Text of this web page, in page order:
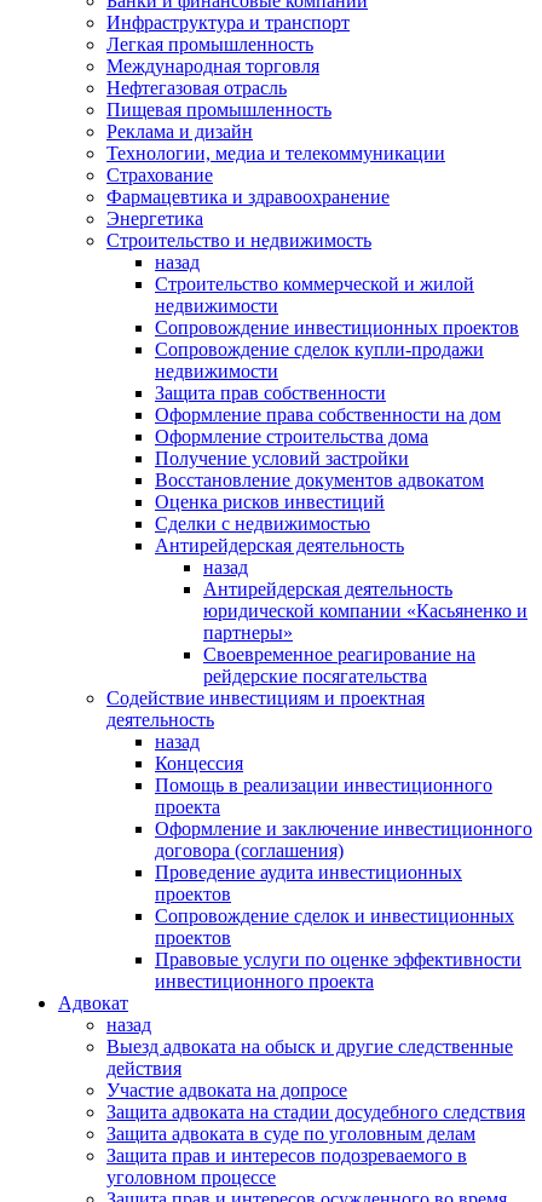
Инфраструктура и транспорт
Легкая промышленность
Международная торговля
Нефтегазовая отрасль
Пищевая промышленность
Реклама и дизайн
Технологии, медиа и телекоммуникации
Страхование
Фармацевтика и здравоохранение
Энергетика
Строительство и недвижимость
назад
Строительство коммерческой и жилой
недвижимости
Сопровождение инвестиционных проектов
Сопровождение сделок купли-продажи
недвижимости
Защита прав собственности
Оформление права собственности на дом
Оформление строительства дома
Получение условий застройки
Восстановление документов адвокатом
Оценка рисков инвестиций
Сделки с недвижимостью
Антирейдерская деятельность
назад
Антирейдерская деятельность
юридической компании «Касьяненко и
партнеры»
Своевременное реагирование на
рейдерские посягательства
Содействие инвестициям и проектная
деятельность
назад
Концессия
Помощь в реализации инвестиционного
проекта
Оформление и заключение инвестиционного
договора (соглашения)
Проведение аудита инвестиционных
проектов
Сопровождение сделок и инвестиционных
проектов
Правовые услуги по оценке эффективности
инвестиционного проекта
Адвокат
назад
Выезд адвоката на обыск и другие следственные
действия
Участие адвоката на допросе
Защита адвоката на стадии досудебного следствия
Защита адвоката в суде по уголовным делам
Защита прав и интересов подозреваемого в
уголовном процессе